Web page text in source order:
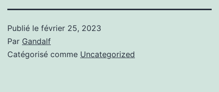
Publié le février 25, 2023
Par Gandalf
Catégorisé comme Uncategorized